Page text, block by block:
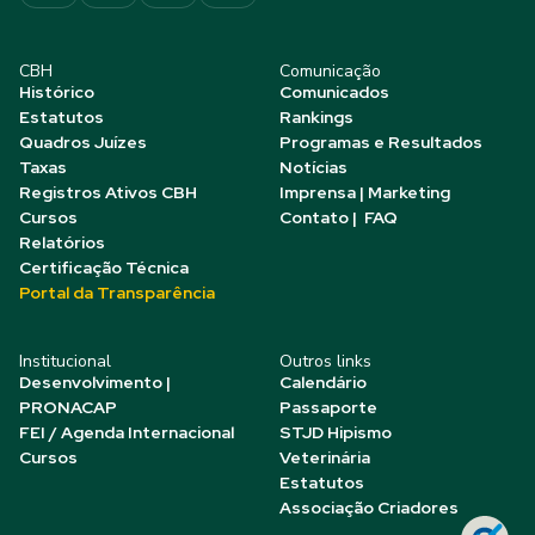
CBH
Histórico
Estatutos
Quadros Juízes
Taxas
Registros Ativos CBH
Cursos
Relatórios
Certificação Técnica
Portal da Transparência
Comunicação
Comunicados
Rankings
Programas e Resultados
Notícias
Imprensa | Marketing
Contato | FAQ
Institucional
Desenvolvimento |
PRONACAP
FEI / Agenda Internacional
Cursos
Outros links
Calendário
Passaporte
STJD Hipismo
Veterinária
Estatutos
Associação Criadores